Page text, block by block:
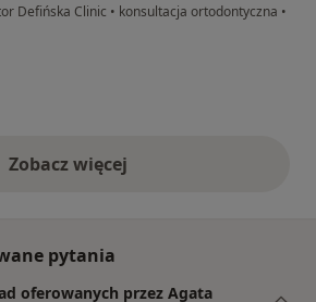
Defińska Clinic • konsultacja ortodontyczna •
Zobacz więcejopinie powyżej
pytania
oferowanych przez Agata